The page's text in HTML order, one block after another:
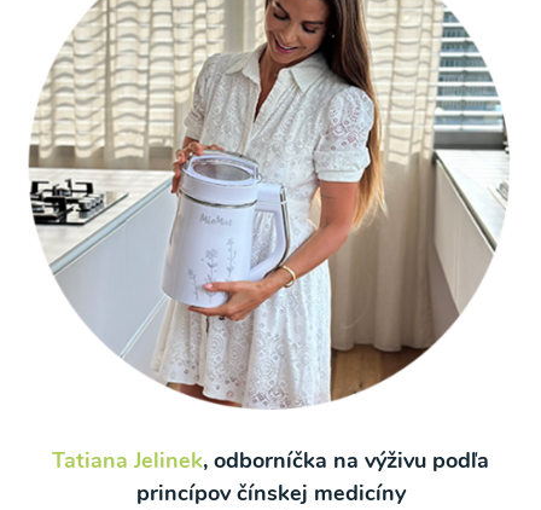
Tatiana Jelinek, odborníčka na výživu podľa
princípov čínskej medicíny